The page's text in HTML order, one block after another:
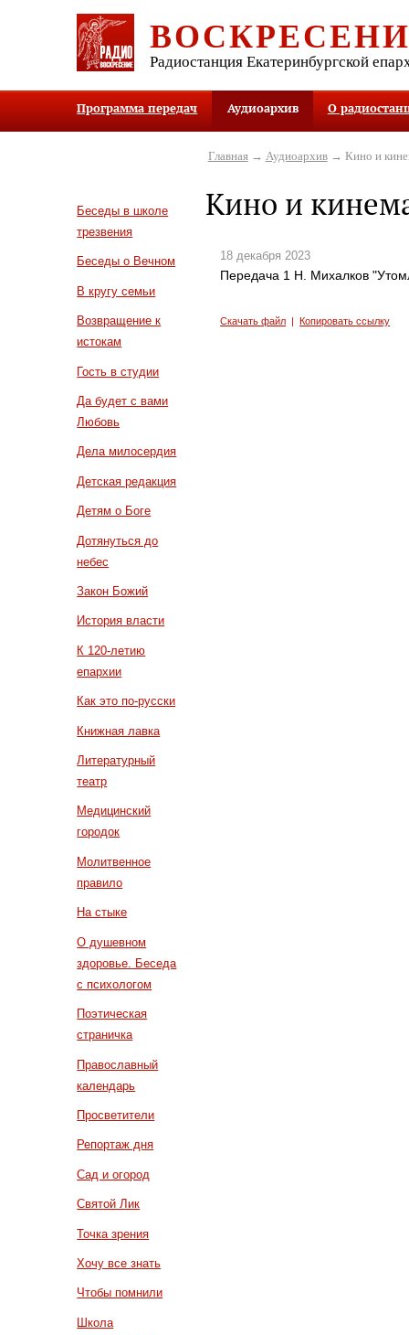
Радиостанция Екатеринбургской
Программа передач Аудиоархив О
Беседы в школе
трезвения
Беседы о Вечном
В кругу семьи
Возвращение к
истокам
Гость в студии
Да будет с вами
Любовь
Дела милосердия
Детская редакция
Детям о Боге
Дотянуться до
небес
Закон Божий
История власти
К 120-летию
епархии
Как это по-русски
Книжная лавка
Литературный
театр
Медицинский
городок
Молитвенное
правило
На стыке
О душевном
здоровье. Беседа
с психологом
Поэтическая
страничка
Православный
календарь
Просветители
Репортаж дня
Сад и огород
Святой Лик
Точка зрения
Хочу все знать
Чтобы помнили
Школа
Главная→ Аудиоархив→ Кино и
Кино и
18 декабря 2023
Передача 1 Н. Михалков
Скачать файл |Копировать ссылку